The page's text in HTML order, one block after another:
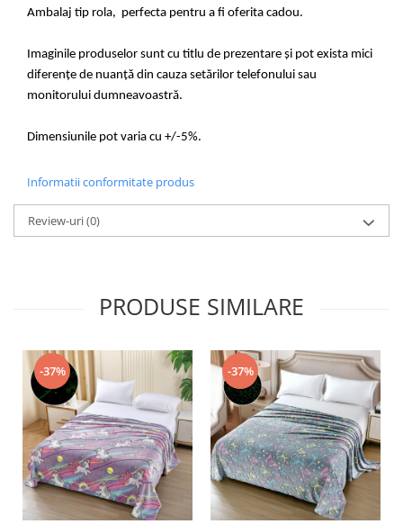
Ambalaj tip rola, perfecta pentru a fi oferita cadou.
Imaginile produselor sunt cu titlu de prezentare și pot exista mici
diferențe de nuanță din cauza setărilor telefonului sau
monitorului dumneavoastră.
Dimensiunile pot varia cu +/-5%.
Informatii conformitate produs
Review-uri(0)
PRODUSE SIMILARE
-37% -37%